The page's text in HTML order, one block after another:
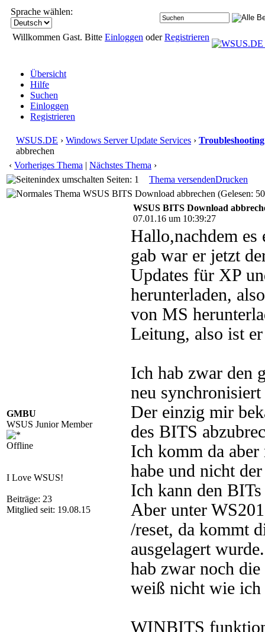
Sprache wählen:
Willkommen Gast. Bitte Einloggen oderRegistrieren
Übersicht
Hilfe
Suchen
Einloggen
Registrieren
WSUS.DE › Windows Server Update Services › Troubleshooting
abbrechen
‹ Vorheriges Thema | Nächstes Thema ›
Seiten: 1
Thema versendenDrucken
WSUS BITS Download abbrechen (Gelesen:
GMBU
WSUS Junior Member
Offline
I Love WSUS!
Beiträge: 23
Mitglied seit: 19.08.15
WSUS BITS Download
07.01.16 um 10:39:27
Hallo,nachdem
gab war er jetzt
Updates für XP
herunterladen,
von MS
Leitung, also ist
Ich hab zwar den
neu
Der einzig mir
des BITS
Ich komm da
habe und nicht
Ich kann den
Aber unter
/reset, da kommt
ausgelagert
hab zwar noch
weiß nicht wie ich
WINBITS